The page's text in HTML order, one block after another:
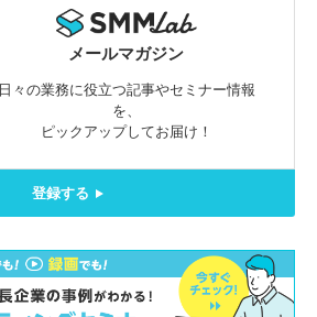
メールマガジン
日々の業務に役立つ記事やセミナー情報
を、
ピックアップしてお届け！
登録する